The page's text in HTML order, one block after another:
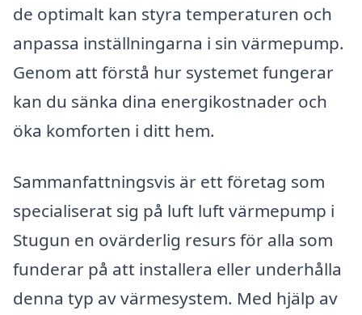
de optimalt kan styra temperaturen och
anpassa inställningarna i sin värmepump.
Genom att förstå hur systemet fungerar
kan du sänka dina energikostnader och
öka komforten i ditt hem.
Sammanfattningsvis är ett företag som
specialiserat sig på luft luft värmepump i
Stugun en ovärderlig resurs för alla som
funderar på att installera eller underhålla
denna typ av värmesystem. Med hjälp av